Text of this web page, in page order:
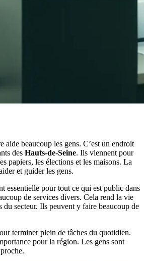
aide beaucoup les gens. C’est un endroit
des Hauts-de-Seine. Ils viennent pour
papiers, les élections et les maisons. La
et guider les gens.
essentielle pour tout ce qui est public dans
de services divers. Cela rend la vie
du secteur. Ils peuvent y faire beaucoup de
terminer plein de tâches du quotidien.
pour la région. Les gens sont